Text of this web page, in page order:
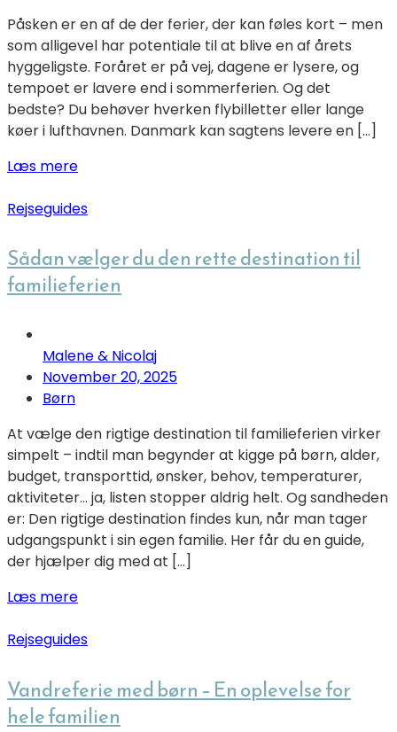
Påsken er en af de der ferier, der kan føles kort – men
som alligevel har potentiale til at blive en af årets
hyggeligste. Foråret er på vej, dagene er lysere, og
tempoet er lavere end i sommerferien. Og det
bedste? Du behøver hverken flybilletter eller lange
køer i lufthavnen. Danmark kan sagtens levere en […]
Læs mere
Rejseguides
Sådan vælger du den rette destination til
familieferien
Malene & Nicolaj
November 20, 2025
Børn
At vælge den rigtige destination til familieferien virker
simpelt – indtil man begynder at kigge på børn, alder,
budget, transporttid, ønsker, behov, temperaturer,
aktiviteter… ja, listen stopper aldrig helt. Og sandheden
er: Den rigtige destination findes kun, når man tager
udgangspunkt i sin egen familie. Her får du en guide,
der hjælper dig med at […]
Læs mere
Rejseguides
Vandreferie med børn – En oplevelse for
hele familien